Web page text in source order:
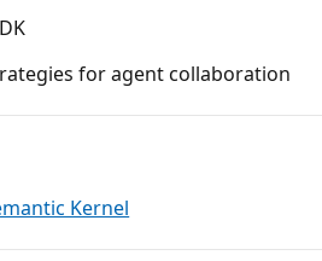
for agent collaboration
Kernel